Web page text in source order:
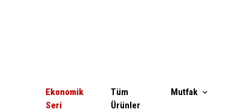
Ekonomik
Seri
Tüm
Ürünler
Mutfak